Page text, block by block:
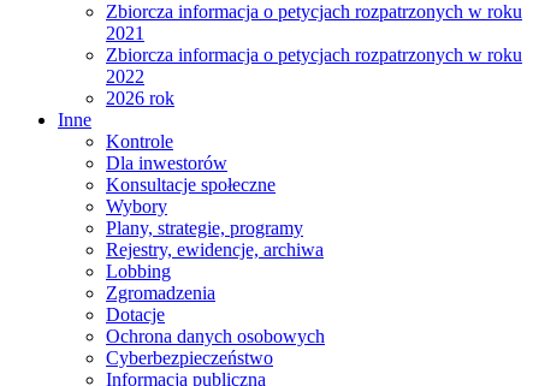
Zbiorcza informacja o petycjach rozpatrzonych w roku
2021
Zbiorcza informacja o petycjach rozpatrzonych w roku
2022
2026 rok
Inne
Kontrole
Dla inwestorów
Konsultacje społeczne
Wybory
Plany, strategie, programy
Rejestry, ewidencje, archiwa
Lobbing
Zgromadzenia
Dotacje
Ochrona danych osobowych
Cyberbezpieczeństwo
Informacja publiczna